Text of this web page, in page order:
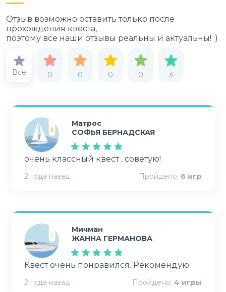
Отзыв возможно оставить только после
прохождения квеста,
поэтому все наши отзывы реальны и актуальны! :)
Все 0 0 0 0 3
Матрос
СОФЬЯ БЕРНАДСКАЯ
очень классный квест , советую!
2 года назад Пройдено: 6 игр
Мичман
ЖАННА ГЕРМАНОВА
Квест очень понравился. Рекомендую
2 года назад Пройдено: 4 игры